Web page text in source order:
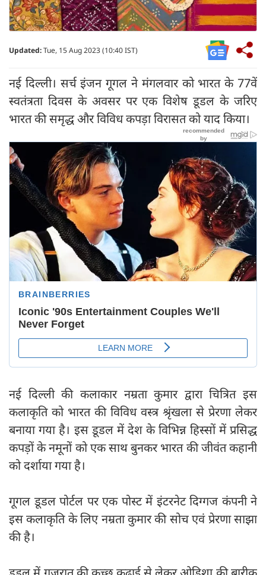
Updated:Tue, 15 Aug 2023 (10:40 IST)
नई दिल्ली। सर्च इंजन गूगल ने मंगलवार को भारत के 77वें
स्वतंत्रता दिवस के अवसर पर एक विशेष डूडल के जरिए
भारत की समृद्ध और विविध कपड़ा विरासत को याद किया।
नई दिल्ली की कलाकार नम्रता कुमार द्वारा चित्रित इस
कलाकृति को भारत की विविध वस्त्र श्रृंखला से प्रेरणा लेकर
बनाया गया है। इस डूडल में देश के विभिन्न हिस्सों में प्रसिद्ध
कपड़ों के नमूनों को एक साथ बुनकर भारत की जीवंत कहानी
को दर्शाया गया है।
गूगल डूडल पोर्टल पर एक पोस्ट में इंटरनेट दिग्गज कंपनी ने
इस कलाकृति के लिए नम्रता कुमार की सोच एवं प्रेरणा साझा
की है।